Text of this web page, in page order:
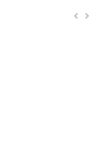
Пред